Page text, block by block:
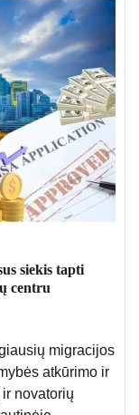
siekis tapti
centru
migracijos
atkūrimo ir
novatorių